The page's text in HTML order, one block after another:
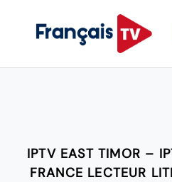
IPTV EAST TIMOR –
FRANCE LECTEUR